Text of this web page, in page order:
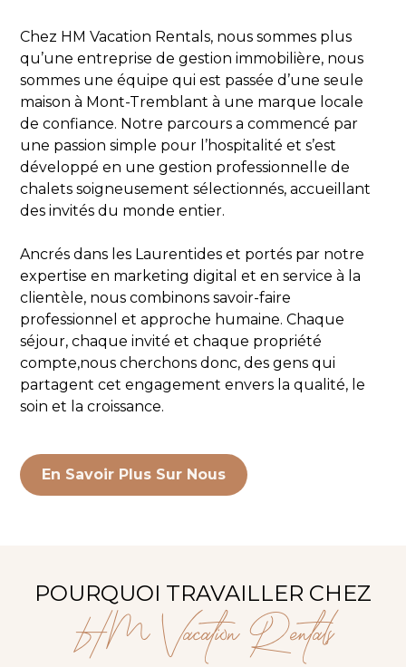
Chez HM Vacation Rentals, nous sommes plus
qu’une entreprise de gestion immobilière, nous
sommes une équipe qui est passée d’une seule
maison à Mont-Tremblant à une marque locale
de confiance. Notre parcours a commencé par
une passion simple pour l’hospitalité et s’est
développé en une gestion professionnelle de
chalets soigneusement sélectionnés, accueillant
des invités du monde entier.
Ancrés dans les Laurentides et portés par notre
expertise en marketing digital et en service à la
clientèle, nous combinons savoir-faire
professionnel et approche humaine. Chaque
séjour, chaque invité et chaque propriété
compte,nous cherchons donc, des gens qui
partagent cet engagement envers la qualité, le
soin et la croissance.
En Savoir Plus Sur Nous
POURQUOI TRAVAILLER CHEZ
HM Vacation Rentals